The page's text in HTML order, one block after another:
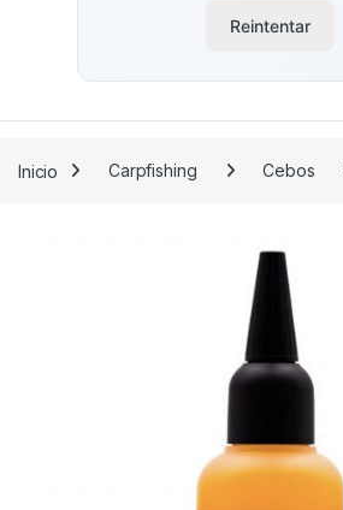
Reintentar
Inicio Carpfishing Cebos